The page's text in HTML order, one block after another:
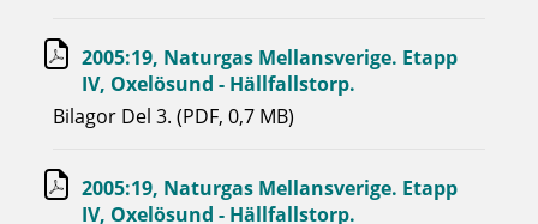
2005:19, Naturgas Mellansverige. Etapp
IV, Oxelösund - Hällfallstorp.
Bilagor Del 3. (PDF, 0,7 MB)
2005:19, Naturgas Mellansverige. Etapp
IV, Oxelösund - Hällfallstorp.